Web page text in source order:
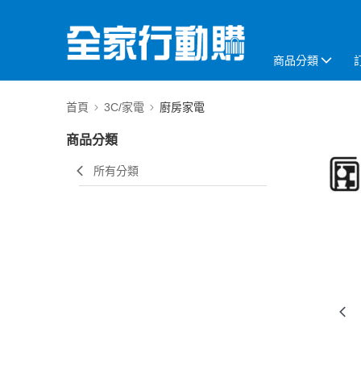
商品分類
首頁 3C/家電 廚房家電
商品分類
所有分類